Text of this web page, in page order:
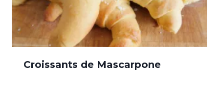
Croissants de Mascarpone